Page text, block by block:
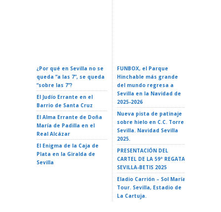
¿Por qué en Sevilla no se
queda “a las 7”, se queda
“sobre las 7”?
El Judío Errante en el
Barrio de Santa Cruz
El Alma Errante de Doña
María de Padilla en el
Real Alcázar
El Enigma de la Caja de
Plata en la Giralda de
Sevilla
FUNBOX, el Parque
Hinchable más grande
del mundo regresa a
Sevilla en la Navidad de
2025-2026
Nueva pista de patinaje
sobre hielo en C.C. Torre
Sevilla. Navidad Sevilla
2025.
PRESENTACIÓN DEL
CARTEL DE LA 59ª REGATA
SEVILLA-BETIS 2025
Eladio Carrión – Sol María
Tour. Sevilla, Estadio de
La Cartuja.